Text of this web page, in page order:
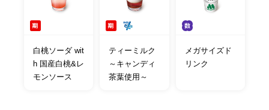
白桃ソーダ wit
h 国産白桃&レ
モンソース
ティーミルク
～キャンディ
茶葉使用～
メガサイズド
リンク